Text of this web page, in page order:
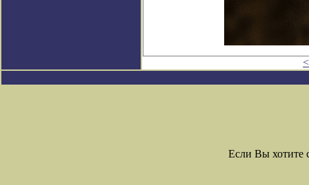
Если Вы хотите